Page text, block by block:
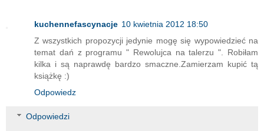
kuchennefascynacje 10 kwietnia 2012 18:50
Z wszystkich propozycji jedynie mogę się wypowiedzieć na
temat dań z programu " Rewolujca na talerzu ". Robiłam
kilka i są naprawdę bardzo smaczne.Zamierzam kupić tą
książkę :)
Odpowiedz
Odpowiedzi